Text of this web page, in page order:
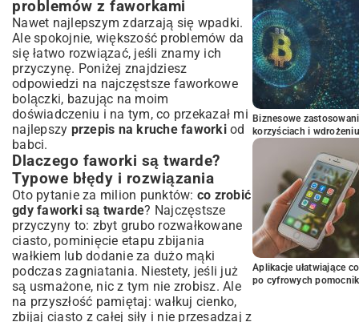
problemów z faworkami
Nawet najlepszym zdarzają się wpadki.
Ale spokojnie, większość problemów da
się łatwo rozwiązać, jeśli znamy ich
przyczynę. Poniżej znajdziesz
odpowiedzi na najczęstsze faworkowe
bolączki, bazując na moim
doświadczeniu i na tym, co przekazał mi
najlepszy przepis na kruche faworkiod
babci.
Dlaczego faworki są twarde?
Typowe błędy i rozwiązania
Oto pytanie za milion punktów: co zrobić
gdy faworki są twarde? Najczęstsze
przyczyny to: zbyt grubo rozwałkowane
ciasto, pominięcie etapu zbijania
wałkiem lub dodanie za dużo mąki
podczas zagniatania. Niestety, jeśli już
są usmażone, nic z tym nie zrobisz. Ale
na przyszłość pamiętaj: wałkuj cienko,
zbijaj ciasto z całej siły i nie przesadzaj z
Biznesowe
korzyściach i wdrożeniu
Aplikacje ułatwiające
po cyfrowych